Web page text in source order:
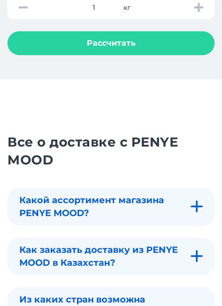
кг
Рассчитать
Все о доставке с PENYE
MOOD
Какой ассортимент магазина
PENYE MOOD?
Как заказать доставку из PENYE
MOOD в Казахстан?
Из каких стран возможна